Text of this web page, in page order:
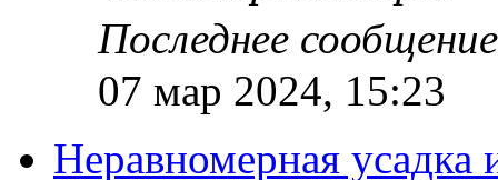
Последнее
07 мар 2024, 15:23
Неравномерная усадка